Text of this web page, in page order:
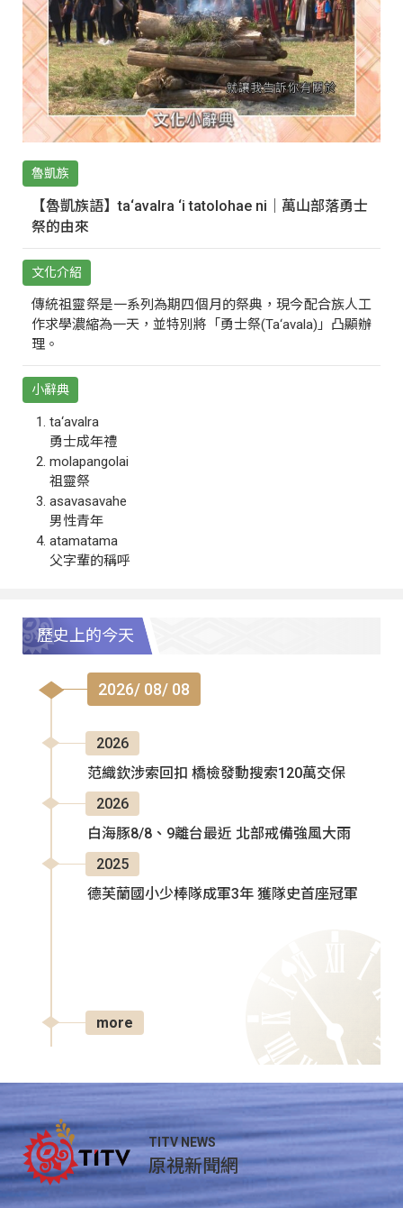
魯凱族
【魯凱族語】ta‘avalra ‘i tatolohae ni｜萬山部落勇士
祭的由來
文化介紹
傳統祖靈祭是一系列為期四個月的祭典，現今配合族人工
作求學濃縮為一天，並特別將「勇士祭(Ta‘avala)」凸顯辦
理。
小辭典
ta‘avalra
勇士成年禮
molapangolai
祖靈祭
asavasavahe
男性青年
atamatama
父字輩的稱呼
歷史上的今天
2026/ 08/ 08
2026
范織欽涉索回扣 橋檢發動搜索120萬交保
2026
白海豚8/8、9離台最近 北部戒備強風大雨
2025
德芙蘭國小少棒隊成軍3年 獲隊史首座冠軍
more
TITV NEWS
原視新聞網